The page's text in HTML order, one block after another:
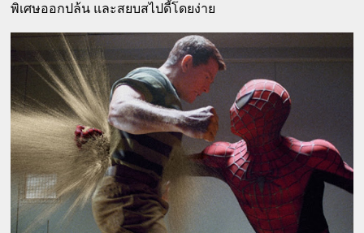
พิเศษออกปล้น และสยบสไปดี้โดยง่าย